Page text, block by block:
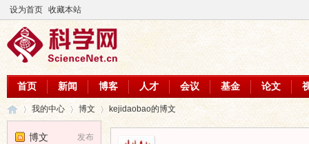
设为首页 收藏本站
首页 新闻 博客 人才 会议 基金 论文
我的中心 博文 kejidaobao的博文
发布
博文